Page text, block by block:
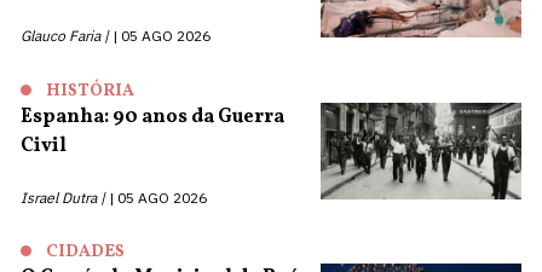
Glauco Faria | 05 AGO 2026
HISTÓRIA
Espanha: 90 anos da Guerra
Civil
Israel Dutra | 05 AGO 2026
CIDADES